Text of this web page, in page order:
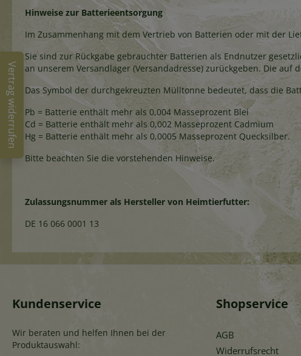
Hinweise zur Batterieentsorgung
Im Zusammenhang mit dem Vertrieb von Batterien oder mit der
Sie sind zur Rückgabe gebrauchter Batterien als Endnutzer
an unserem Versandlager (Versandadresse) zurückgeben. Die
Das Symbol der durchgekreuzten Mülltonne bedeutet, dass die
Pb = Batterie enthält mehr als 0,004 Masseprozent Blei
Cd = Batterie enthält mehr als 0,002 Masseprozent Cadmium
Hg = Batterie enthält mehr als 0,0005 Masseprozent Quecksilber.
Bitte beachten Sie die vorstehenden Hinweise.
Zulassungsnummer als Hersteller von Heimtierfutter:
DE 16 066 0001 13
Kundenservice
Wir beraten und helfen Ihnen bei der
Produktauswahl:
Shopservice
AGB
Widerrufsrecht
Vertrag widerrufen